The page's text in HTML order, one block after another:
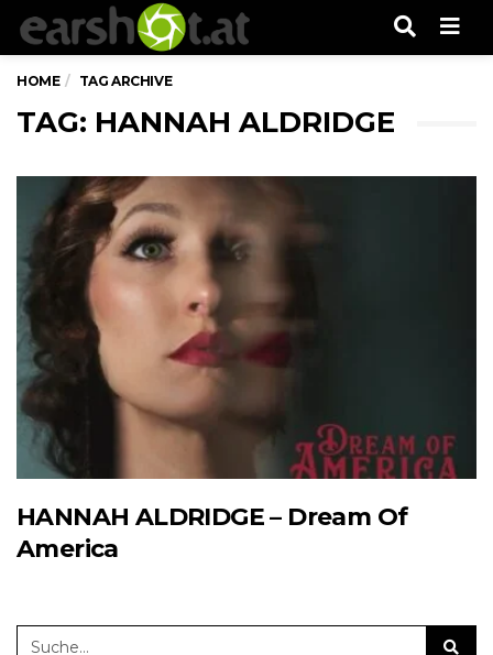
HOME TAG ARCHIVE
TAG: HANNAH ALDRIDGE
HANNAH ALDRIDGE – Dream Of
America